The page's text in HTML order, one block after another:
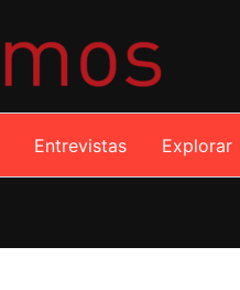
Entrevistas Explorar